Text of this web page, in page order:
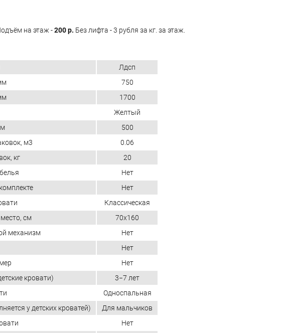
на этаж -200 р. Без лифта - 3 рубля за кг. за этаж.
Лдсп
750
1700
Желтый
500
м3
0.06
кг
20
Нет
Нет
Классическая
см
70x160
механизм
Нет
Нет
Нет
кровати)
3−7 лет
Односпальная
у детских кроватей)
Для мальчиков
Нет